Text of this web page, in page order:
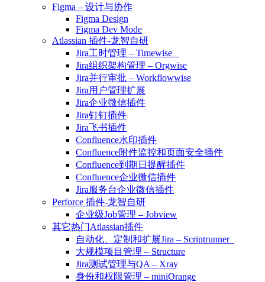
Figma – 设计与协作
Figma Design
Figma Dev Mode
Atlassian 插件-龙智自研
Jira工时管理 – Timewise
Jira组织架构管理 – Orgwise
Jira并行审批 – Workflowwise
Jira用户管理扩展
Jira企业微信插件
Jira钉钉插件
Jira飞书插件
Confluence水印插件
Confluence附件监控和页面安全插件
Confluence到期日提醒插件
Confluence企业微信插件
Jira服务台企业微信插件
Perforce 插件-龙智自研
企业级Job管理 – Jobview
其它热门Atlassian插件
自动化、定制和扩展Jira – Scriptrunner
大规模项目管理 – Structure
Jira测试管理与QA – Xray
身份和权限管理 – miniOrange